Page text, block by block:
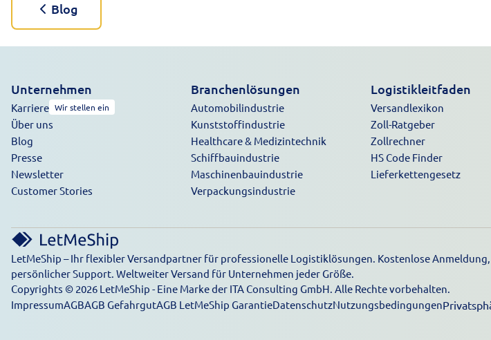
Blog
Unternehmen
Karriere Wir stellen ein
Über uns
Blog
Presse
Newsletter
Customer Stories
Branchenlösungen
Automobilindustrie
Kunststoffindustrie
Healthcare & Medizintechnik
Schiffbauindustrie
Maschinenbauindustrie
Verpackungsindustrie
Logistikleitfaden
Versandlexikon
Zoll-Ratgeber
Zollrechner
HS Code Finder
Lieferkettengesetz
LetMeShip – Ihr flexibler Versandpartner für professionelle Logistiklösungen. Kostenlose
persönlicher Support. Weltweiter Versand für Unternehmen jeder Größe.
Copyrights © 2026 LetMeShip - Eine Marke der ITA Consulting GmbH. Alle Rechte vorbehalten.
ImpressumAGBAGB GefahrgutAGB LetMeShip GarantieDatenschutzNutzungsbedingungen